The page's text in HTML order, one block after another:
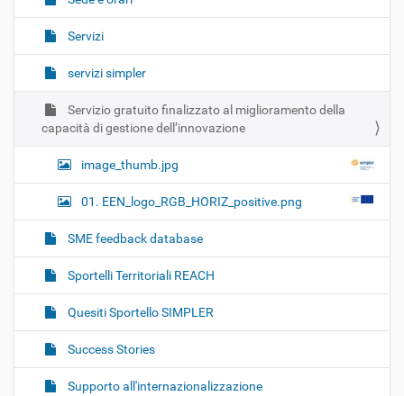
Servizi
servizi simpler
Servizio gratuito finalizzato al miglioramento della
capacità di gestione dell’innovazione
image_thumb.jpg
01. EEN_logo_RGB_HORIZ_positive.png
SME feedback database
Sportelli Territoriali REACH
Quesiti Sportello SIMPLER
Success Stories
Supporto all'internazionalizzazione